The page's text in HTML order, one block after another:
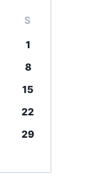
S
1
8
15
22
29